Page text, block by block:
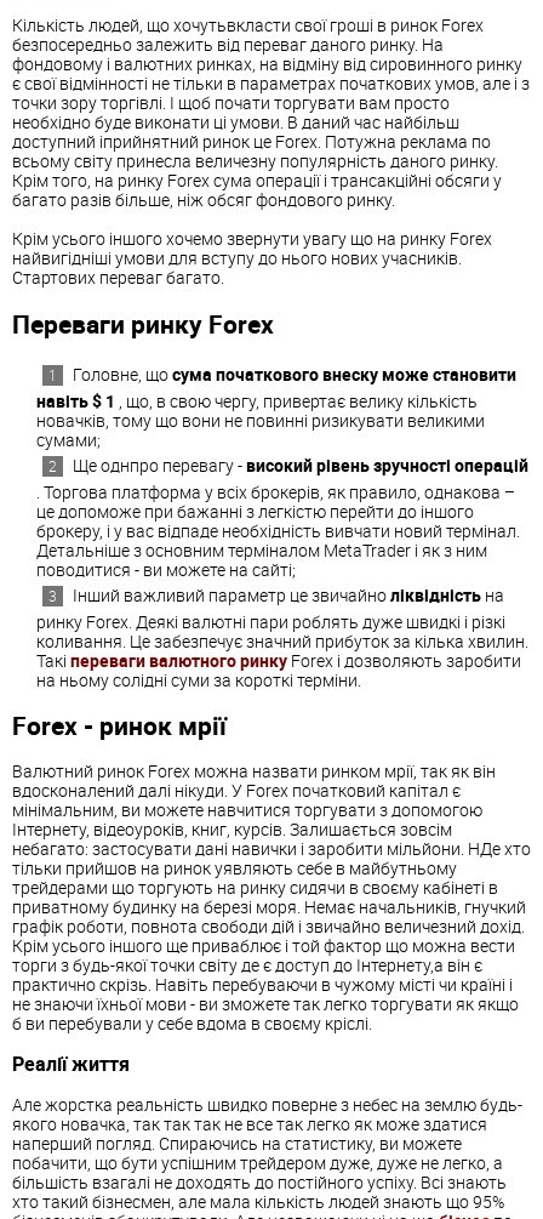
Кількість людей, що хочутьвкласти свої гроші в ринок Forex
безпосередньо залежить від переваг даного ринку. На
фондовому і валютних ринках, на відміну від сировинного ринку
є свої відмінності не тільки в параметрах початкових умов, але і з
точки зору торгівлі. І щоб почати торгувати вам просто
необхідно буде виконати ці умови. В даний час найбільш
доступний іприйнятний ринок це Forex. Потужна реклама по
всьому світу принесла величезну популярність даного ринку.
Крім того, на ринку Forex сума операції і трансакційні обсяги у
багато разів більше, ніж обсяг фондового ринку.
Крім усього іншого хочемо звернути увагу що на ринку Forex
найвигідніші умови для вступу до нього нових учасників.
Стартових переваг багато.
Переваги ринку Forex
Головне, щосума початкового внеску може становити
навіть $ 1 , що, в свою чергу, привертає велику кількість
новачків, тому що вони не повинні ризикувати великими
сумами;
Ще однпро перевагу -високий рівень зручності операцій
. Торгова платформа у всіх брокерів, як правило, однакова –
це допоможе при бажанні з легкістю перейти до іншого
брокеру, і у вас відпаде необхідність вивчати новий термінал.
Детальніше з основним терміналом MetaTrader і як з ним
поводитися - ви можете на сайті;
Інший важливий параметр це звичайноліквідність на
ринку Forex. Деякі валютні пари роблять дуже швидкі і різкі
коливання. Це забезпечує значний прибуток за кілька хвилин.
Такі переваги валютного ринку Forex і дозволяють заробити
на ньому солідні суми за короткі терміни.
Forex - ринок мрії
Валютний ринок Forex можна назвати ринком мрії, так як він
вдосконалений далі нікуди. У Forex початковий капітал є
мінімальним, ви можете навчитися торгувати з допомогою
Інтернету, відеоуроків, книг, курсів. Залишається зовсім
небагато: застосувати дані навички і заробити мільйони. НДе хто
тільки прийшов на ринок уявляють себе в майбутньому
трейдерами що торгують на ринку сидячи в своєму кабінеті в
приватному будинку на березі моря. Немає начальників, гнучкий
графік роботи, повнота свободи дій і звичайно величезний дохід.
Крім усього іншого ще приваблює і той фактор що можна вести
торги з будь-якої точки світу де є доступ до Інтернету,а він є
практично скрізь. Навіть перебуваючи в чужому місті чи країні і
не знаючи їхньої мови - ви зможете так легко торгувати як якщо
б ви перебували у себе вдома в своєму кріслі.
Реалії життя
Але жорстка реальність швидко поверне з небес на землю будь-
якого новачка, так так так не все так легко як може здатися
наперший погляд. Спираючись на статистику, ви можете
побачити, що бути успішним трейдером дуже, дуже не легко, а
більшість взагалі не доходять до постійного успіху. Всі знають
хто такий бізнесмен, але мала кількість людей знають що 95%